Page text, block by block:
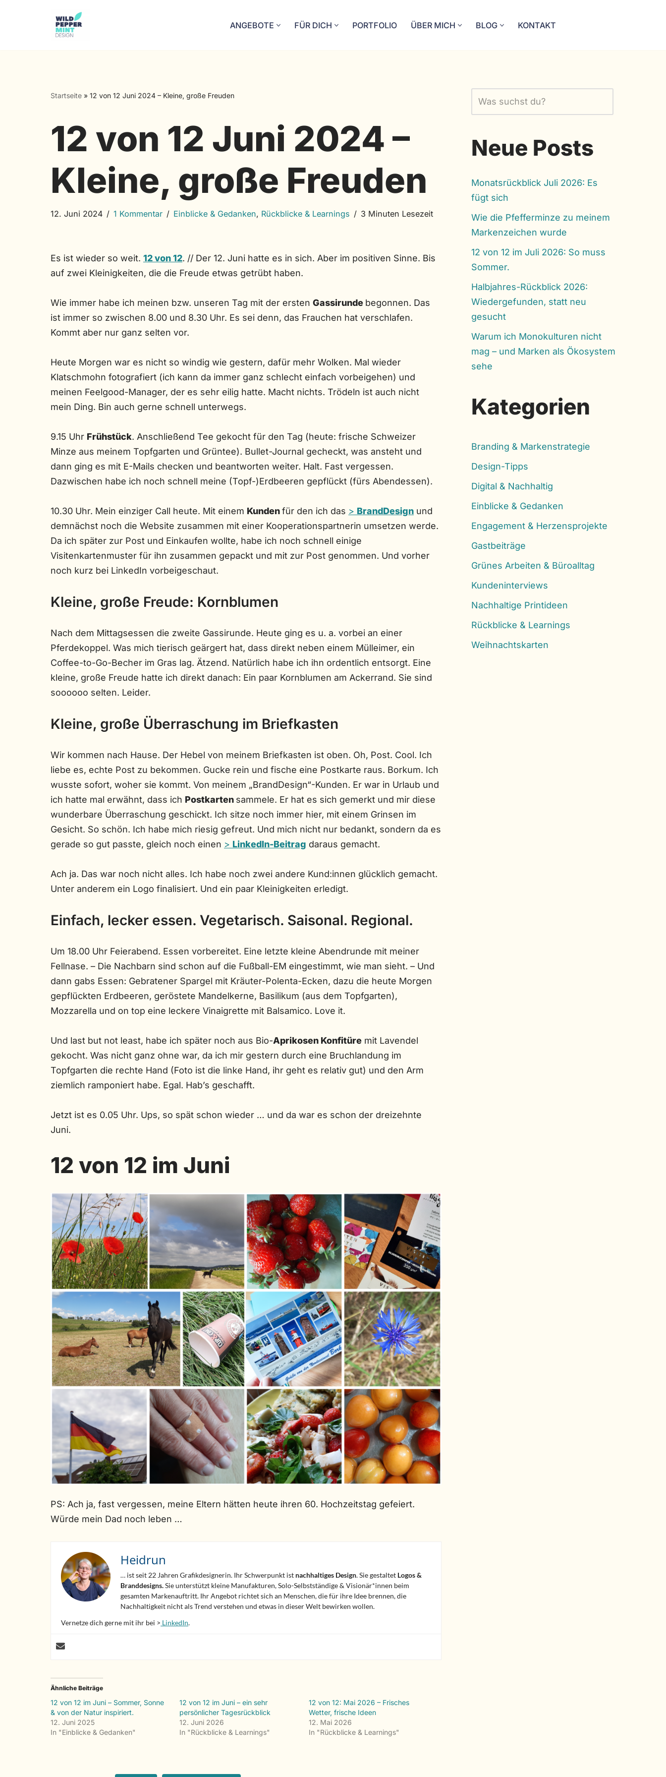
ANGEBOTE FÜR DICH PORTFOLIO ÜBER MICH BLOG KONTAKT
Startseite » 12 von 12 Juni 2024 – Kleine, große Freuden
12 von 12 Juni 2024 –
Kleine, große Freuden
12. Juni 2024 1 Kommentar Einblicke & Gedanken, Rückblicke & Learnings 3 Minuten Lesezeit
Es ist wieder so weit. 12 von 12. // Der 12. Juni hatte es in sich. Aber im positiven Sinne. Bis
auf zwei Kleinigkeiten, die die Freude etwas getrübt haben.
Wie immer habe ich meinen bzw. unseren Tag mit der ersten Gassirunde begonnen. Das
ist immer so zwischen 8.00 und 8.30 Uhr. Es sei denn, das Frauchen hat verschlafen.
Kommt aber nur ganz selten vor.
Heute Morgen war es nicht so windig wie gestern, dafür mehr Wolken. Mal wieder
Klatschmohn fotografiert (ich kann da immer ganz schlecht einfach vorbeigehen) und
meinen Feelgood-Manager, der es sehr eilig hatte. Macht nichts. Trödeln ist auch nicht
mein Ding. Bin auch gerne schnell unterwegs.
9.15 Uhr Frühstück. Anschließend Tee gekocht für den Tag (heute: frische Schweizer
Minze aus meinem Topfgarten und Grüntee). Bullet-Journal gecheckt, was ansteht und
dann ging es mit E-Mails checken und beantworten weiter. Halt. Fast vergessen.
Dazwischen habe ich noch schnell meine (Topf-)Erdbeeren gepflückt (fürs Abendessen).
10.30 Uhr. Mein einziger Call heute. Mit einem Kundenfür den ich das > BrandDesign und
demnächst noch die Website zusammen mit einer Kooperationspartnerin umsetzen werde.
Da ich später zur Post und Einkaufen wollte, habe ich noch schnell einige
Visitenkartenmuster für ihn zusammen gepackt und mit zur Post genommen. Und vorher
noch kurz bei LinkedIn vorbeigeschaut.
Kleine, große Freude: Kornblumen
Nach dem Mittagsessen die zweite Gassirunde. Heute ging es u. a. vorbei an einer
Pferdekoppel. Was mich tierisch geärgert hat, dass direkt neben einem Mülleimer, ein
Coffee-to-Go-Becher im Gras lag. Ätzend. Natürlich habe ich ihn ordentlich entsorgt. Eine
kleine, große Freude hatte ich direkt danach: Ein paar Kornblumen am Ackerrand. Sie sind
soooooo selten. Leider.
Kleine, große Überraschung im Briefkasten
Wir kommen nach Hause. Der Hebel von meinem Briefkasten ist oben. Oh, Post. Cool. Ich
liebe es, echte Post zu bekommen. Gucke rein und fische eine Postkarte raus. Borkum. Ich
wusste sofort, woher sie kommt. Von meinem „BrandDesign“-Kunden. Er war in Urlaub und
ich hatte mal erwähnt, dass ich Postkarten sammele. Er hat es sich gemerkt und mir diese
wunderbare Überraschung geschickt. Ich sitze noch immer hier, mit einem Grinsen im
Gesicht. So schön. Ich habe mich riesig gefreut. Und mich nicht nur bedankt, sondern da es
gerade so gut passte, gleich noch einen > LinkedIn-Beitrag daraus gemacht.
Ach ja. Das war noch nicht alles. Ich habe noch zwei andere Kund:innen glücklich gemacht.
Unter anderem ein Logo finalisiert. Und ein paar Kleinigkeiten erledigt.
Einfach, lecker essen. Vegetarisch. Saisonal. Regional.
Um 18.00 Uhr Feierabend. Essen vorbereitet. Eine letzte kleine Abendrunde mit meiner
Fellnase. – Die Nachbarn sind schon auf die Fußball-EM eingestimmt, wie man sieht. – Und
dann gabs Essen: Gebratener Spargel mit Kräuter-Polenta-Ecken, dazu die heute Morgen
gepflückten Erdbeeren, geröstete Mandelkerne, Basilikum (aus dem Topfgarten),
Mozzarella und on top eine leckere Vinaigrette mit Balsamico. Love it.
Und last but not least, habe ich später noch aus Bio-Aprikosen Konfitüre mit Lavendel
gekocht. Was nicht ganz ohne war, da ich mir gestern durch eine Bruchlandung im
Topfgarten die rechte Hand (Foto ist die linke Hand, ihr geht es relativ gut) und den Arm
ziemlich ramponiert habe. Egal. Hab’s geschafft.
Jetzt ist es 0.05 Uhr. Ups, so spät schon wieder … und da war es schon der dreizehnte
Juni.
12 von 12 im Juni
PS: Ach ja, fast vergessen, meine Eltern hätten heute ihren 60. Hochzeitstag gefeiert.
Würde mein Dad noch leben …
Heidrun
… ist seit 22 Jahren Grafikdesignerin. Ihr Schwerpunkt ist nachhaltiges Design. Sie gestaltet Logos &
Branddesigns.Sie unterstützt kleine Manufakturen, Solo-Selbstständige & Visionär*innen beim
gesamten Markenauftritt. Ihr Angebot richtet sich an Menschen, die für ihre Idee brennen, die
Nachhaltigkeit nicht als Trend verstehen und etwas in dieser Welt bewirken wollen.
Vernetze dich gerne mit ihr bei > LinkedIn.
Ähnliche Beiträge
12 von 12 im Juni – Sommer, Sonne
& von der Natur inspiriert.
12. Juni 2025
In "Einblicke & Gedanken"
12 von 12 im Juni – ein sehr
persönlicher Tagesrückblick
12. Juni 2026
In "Rückblicke & Learnings"
12 von 12: Mai 2026 – Frisches
Wetter, frische Ideen
12. Mai 2026
In "Rückblicke & Learnings"
Neue Posts
Monatsrückblick Juli 2026: Es
fügt sich
Wie die Pfefferminze zu meinem
Markenzeichen wurde
12 von 12 im Juli 2026: So muss
Sommer.
Halbjahres-Rückblick 2026:
Wiedergefunden, statt neu
gesucht
Warum ich Monokulturen nicht
mag – und Marken als Ökosystem
sehe
Kategorien
Branding & Markenstrategie
Design-Tipps
Digital & Nachhaltig
Einblicke & Gedanken
Engagement & Herzensprojekte
Gastbeiträge
Grünes Arbeiten & Büroalltag
Kundeninterviews
Nachhaltige Printideen
Rückblicke & Learnings
Weihnachtskarten